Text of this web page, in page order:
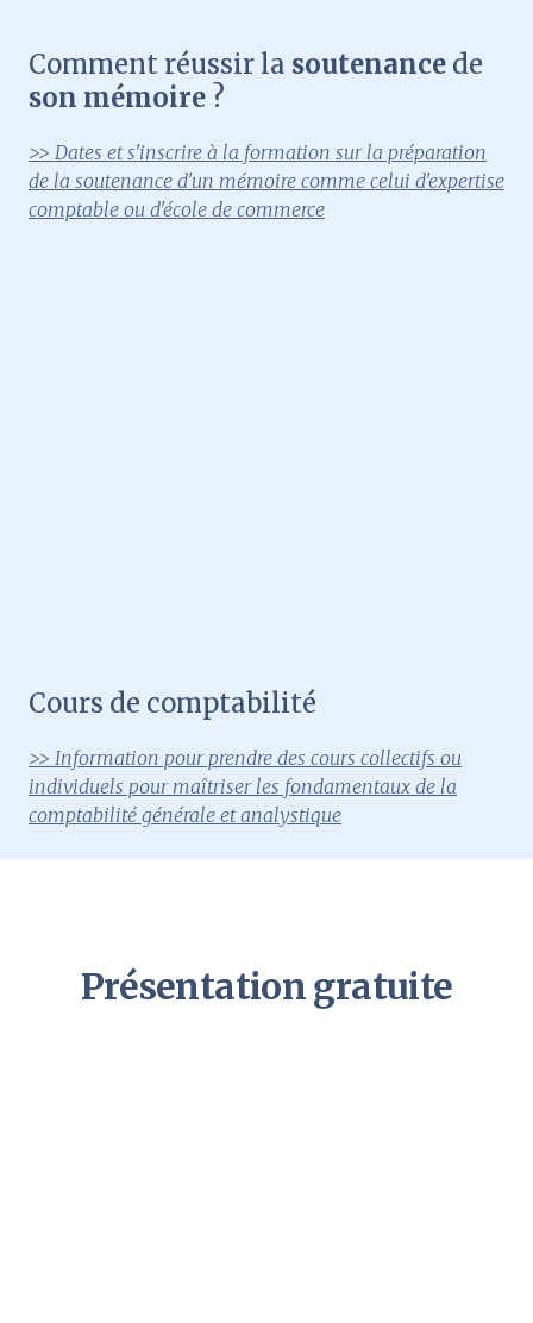
Comment réussir la soutenance de
son mémoire ?
>> Dates et s'inscrire à la formation sur la préparation
de la soutenance d'un mémoire comme celui d'expertise
comptable ou d'école de commerce
Cours de comptabilité
>> Information pour prendre des cours collectifs ou
individuels pour maîtriser les fondamentaux de la
comptabilité générale et analystique
Présentation gratuite